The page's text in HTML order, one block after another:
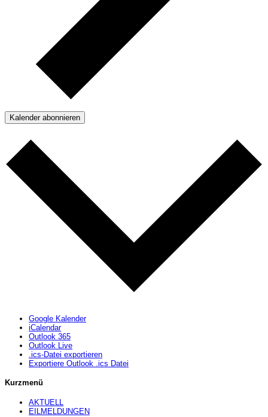
Kalender abonnieren
Google Kalender
iCalendar
Outlook 365
Outlook Live
.ics-Datei exportieren
Exportiere Outlook .ics Datei
Kurzmenü
AKTUELL
EILMELDUNGEN